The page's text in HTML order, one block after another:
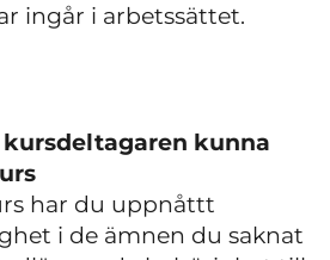
ingår i arbetssättet.
kunna
har du uppnåttt
i de ämnen du saknat